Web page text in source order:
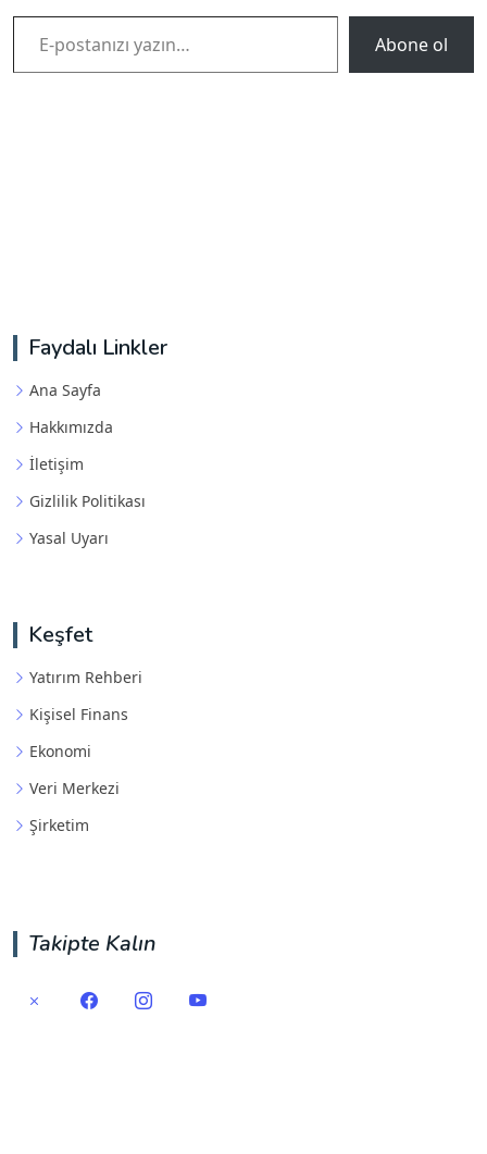
E-postanızı yazın…
Abone ol
Faydalı Linkler
Ana Sayfa
Hakkımızda
İletişim
Gizlilik Politikası
Yasal Uyarı
Keşfet
Yatırım Rehberi
Kişisel Finans
Ekonomi
Veri Merkezi
Şirketim
Takipte Kalın